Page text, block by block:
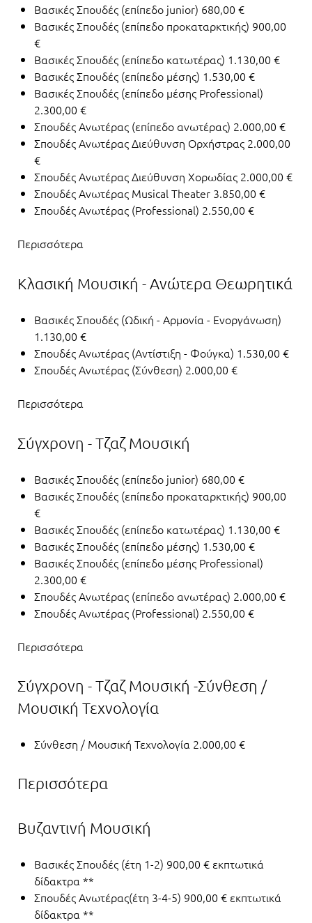
Βασικές Σπουδές (επίπεδο junior) 680,00 €
Βασικές Σπουδές (επίπεδο προκαταρκτικής) 900,00
€
Βασικές Σπουδές (επίπεδο κατωτέρας) 1.130,00 €
Βασικές Σπουδές (επίπεδο μέσης) 1.530,00 €
Βασικές Σπουδές (επίπεδο μέσης Professional)
2.300,00 €
Σπουδές Ανωτέρας (επίπεδο ανωτέρας) 2.000,00 €
Σπουδές Ανωτέρας Διεύθυνση Ορχήστρας 2.000,00
€
Σπουδές Ανωτέρας Διεύθυνση Χορωδίας 2.000,00 €
Σπουδές Ανωτέρας Musical Theater 3.850,00 €
Σπουδές Ανωτέρας (Professional) 2.550,00 €
Περισσότερα
Κλασική Μουσική - Ανώτερα Θεωρητικά
Βασικές Σπουδές (Ωδική - Αρμονία - Ενοργάνωση)
1.130,00 €
Σπουδές Ανωτέρας (Αντίστιξη - Φούγκα) 1.530,00 €
Σπουδές Ανωτέρας (Σύνθεση) 2.000,00 €
Περισσότερα
Σύγχρονη - Τζαζ Μουσική
Βασικές Σπουδές (επίπεδο junior) 680,00 €
Βασικές Σπουδές (επίπεδο προκαταρκτικής) 900,00
€
Βασικές Σπουδές (επίπεδο κατωτέρας) 1.130,00 €
Βασικές Σπουδές (επίπεδο μέσης) 1.530,00 €
Βασικές Σπουδές (επίπεδο μέσης Professional)
2.300,00 €
Σπουδές Ανωτέρας (επίπεδο ανωτέρας) 2.000,00 €
Σπουδές Ανωτέρας (Professional) 2.550,00 €
Περισσότερα
Σύγχρονη - Τζαζ Μουσική -Σύνθεση /
Μουσική Τεχνολογία
Σύνθεση / Μουσική Τεχνολογία 2.000,00 €
Περισσότερα
Βυζαντινή Μουσική
Βασικές Σπουδές (έτη 1-2) 900,00 € εκπτωτικά
δίδακτρα **
Σπουδές Ανωτέρας(έτη 3-4-5) 900,00 € εκπτωτικά
δίδακτρα **